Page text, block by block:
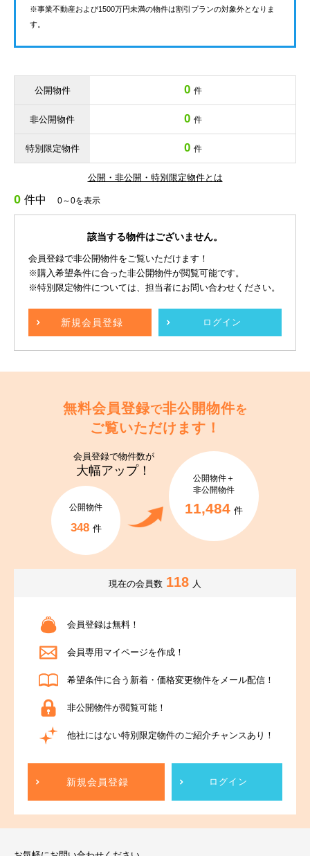
※事業不動産および1500万円未満の物件は割引プランの対象外となりま
す。
公開物件 0 件
非公開物件 0 件
特別限定物件 0 件
公開・非公開・特別限定物件とは
0 件中 0～0を表示
該当する物件はございません。
会員登録で非公開物件をご覧いただけます！
※購入希望条件に合った非公開物件が閲覧可能です。
※特別限定物件については、担当者にお問い合わせください。
新規会員登録 ログイン
無料会員登録で非公開物件を
ご覧いただけます！
会員登録で物件数が
大幅アップ！
公開物件
348 件
公開物件＋
非公開物件
11,484 件
現在の会員数 118 人
会員登録は無料！
会員専用マイページを作成！
希望条件に合う新着・価格変更物件をメール配信！
非公開物件が閲覧可能！
他社にはない特別限定物件のご紹介チャンスあり！
新規会員登録 ログイン